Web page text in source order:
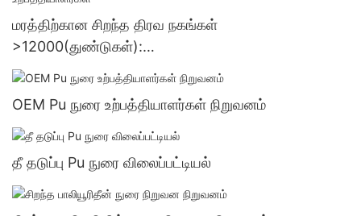
மரத்திற்கான சிறந்த திரவ நகங்கள்
>12000(துண்டுகள்):
பேச்சுவார்த்தைக்குட்பட்டவை(நாட்கள்) >=30000
துண்டுகள்US72 உற்பத்தியாளர்கள்
OEM Pu நுரை உற்பத்தியாளர்கள் நிறுவனம்
தீ தடுப்பு Pu நுரை விலைப்பட்டியல்